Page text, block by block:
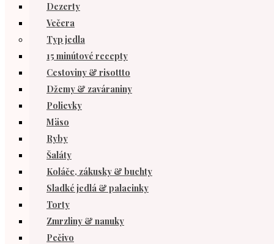
Dezerty
Večera
Typ jedla
15 minútové recepty
Cestoviny & risottto
Džemy & zaváraniny
Polievky
Mäso
Ryby
Šaláty
Koláče, zákusky & buchty
Sladké jedlá & palacinky
Torty
Zmrzliny & nanuky
Pečivo